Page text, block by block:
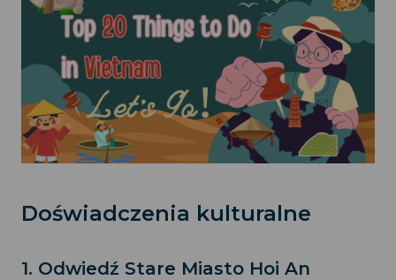
Doświadczenia kulturalne
1. Odwiedź Stare Miasto Hoi An